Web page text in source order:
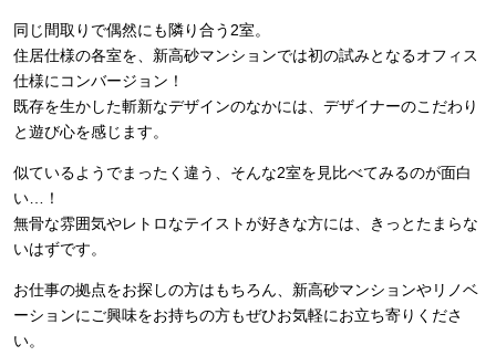
同じ間取りで偶然にも隣り合う2室。
住居仕様の各室を、新高砂マンションでは初の試みとなるオフィス
仕様にコンバージョン！
既存を生かした斬新なデザインのなかには、デザイナーのこだわり
と遊び心を感じます。
似ているようでまったく違う、そんな2室を見比べてみるのが面白
い…！
無骨な雰囲気やレトロなテイストが好きな方には、きっとたまらな
いはずです。
お仕事の拠点をお探しの方はもちろん、新高砂マンションやリノベ
ーションにご興味をお持ちの方もぜひお気軽にお立ち寄りくださ
い。